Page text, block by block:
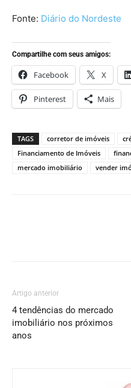
Fonte: Diário do Nordeste
Compartilhe com seus amigos:
Facebook X
Pinterest Mais
TAGS corretor de imóveis
Financiamento de Imóveis
mercado imobiliário
vender
Artigo anterior
4 tendências do mercado
imobiliário nos próximos
anos